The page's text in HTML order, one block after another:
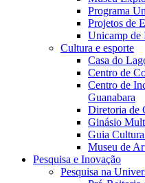
Programa
Projetos de
Unicamp de
Cultura e esporte
Casa do
Centro de
Centro de
Guanabara
Diretoria de
Ginásio
Guia
Museu de
Pesquisa e Inovação
Pesquisa na